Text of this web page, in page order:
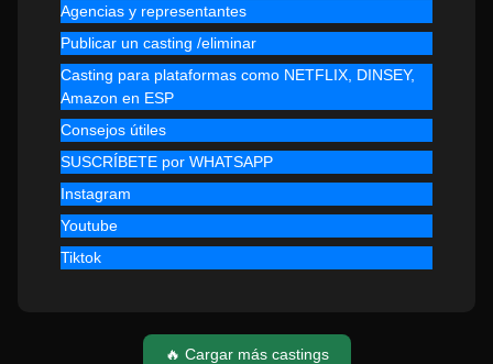
Agencias y representantes
Publicar un casting /eliminar
Casting para plataformas como NETFLIX, DINSEY,
Amazon en ESP
Consejos útiles
SUSCRÍBETE por WHATSAPP
Instagram
Youtube
Tiktok
🔥 Cargar más castings